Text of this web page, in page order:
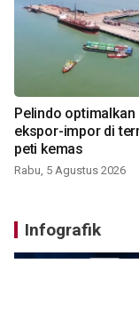
Pelindo optimalkan
ekspor-impor di
peti kemas
Rabu, 5 Agustus 2026
Infografik